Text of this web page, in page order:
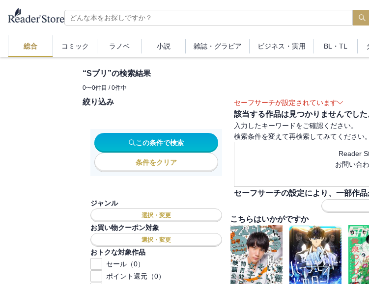
総合 コミック ラノベ 小説 雑誌・ グラビア ビジネス ・実用 BL・TL
“Sプリ ”の検索結果
0〜0件目 / 0件中
絞り込み
この条件で検索
条件をクリア
ジャンル
選択・変更
お買い物クーポン対象
選択・変更
おトクな対象作品
セール（0）
ポイント還元（0）
セーフサーチが設定されています
該当する作品は見つかりませんでした
入力したキーワードをご確認ください。
検索条件を変えて再検索してみてください。
Reader
お問い合
セーフサーチの設定により、一部作
こちらはいかがですか